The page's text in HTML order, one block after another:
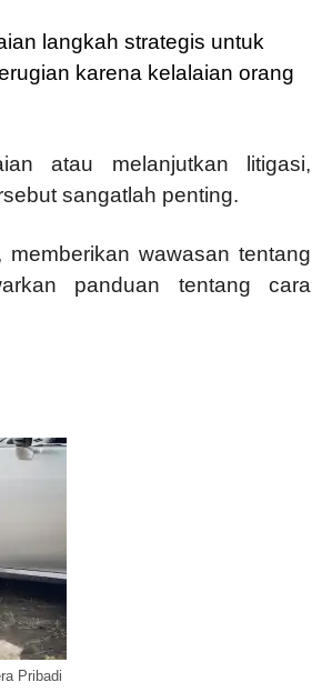
langkah strategis untuk
karena kelalaian orang
atau melanjutkan litigasi,
sangatlah penting.
wawasan tentang
panduan tentang cara
Pribadi